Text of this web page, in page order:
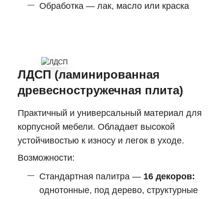
Обработка — лак, масло или краска
ЛДСП (ламинированная
древесностружечная плита)
Практичный и универсальный материал для
корпусной мебели. Обладает высокой
устойчивостью к износу и легок в уходе.
Возможности:
Стандартная палитра — 16 декоров:
однотонные, под дерево, структурные